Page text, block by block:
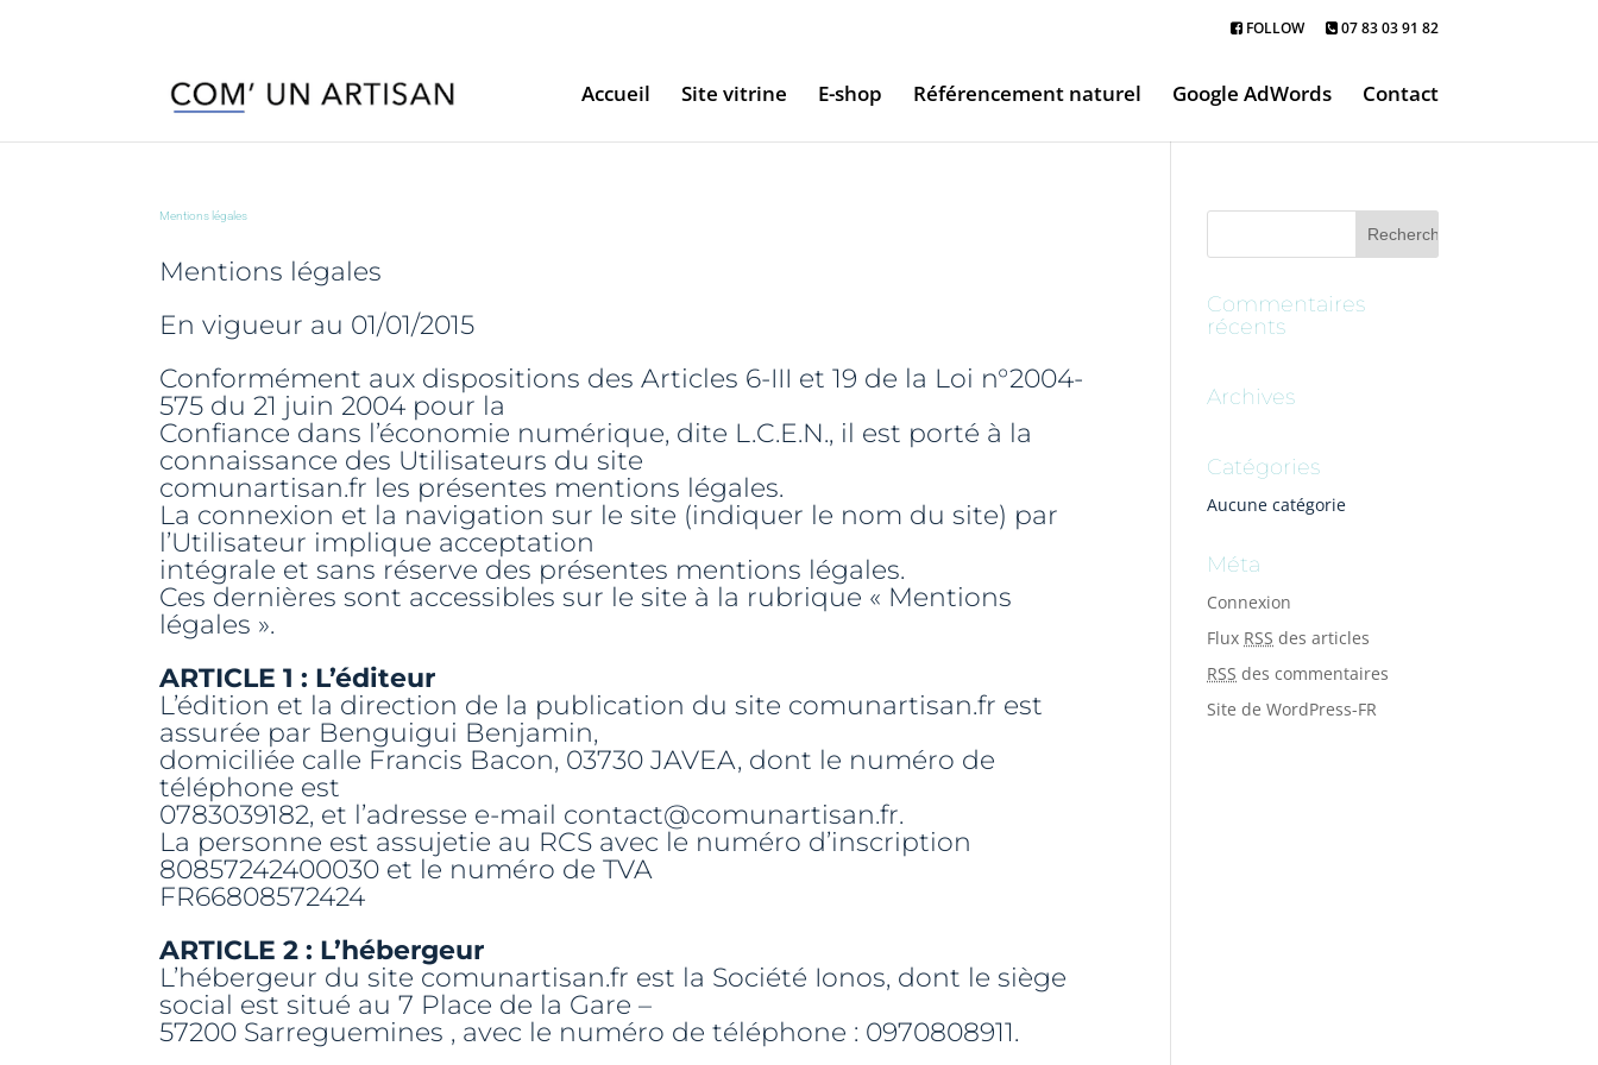
FOLLOW 07 83 03 91 82
Accueil Site vitrine E-shop Référencement naturel Google AdWords Contact
Mentions légales
Mentions légales
En vigueur au 01/01/2015
Conformément aux dispositions des Articles 6-III et 19 de la Loi n°2004-
575 du 21 juin 2004 pour la
Confiance dans l’économie numérique, dite L.C.E.N., il est porté à la
connaissance des Utilisateurs du site
comunartisan.fr les présentes mentions légales.
La connexion et la navigation sur le site (indiquer le nom du site) par
l’Utilisateur implique acceptation
intégrale et sans réserve des présentes mentions légales.
Ces dernières sont accessibles sur le site à la rubrique « Mentions
légales ».
ARTICLE 1 : L’éditeur
L’édition et la direction de la publication du site comunartisan.fr est
assurée par Benguigui Benjamin,
domiciliée calle Francis Bacon, 03730 JAVEA, dont le numéro de
téléphone est
0783039182, et l’adresse e-mail contact@comunartisan.fr.
La personne est assujetie au RCS avec le numéro d’inscription
80857242400030 et le numéro de TVA
FR66808572424
ARTICLE 2 : L’hébergeur
L’hébergeur du site comunartisan.fr est la Société Ionos, dont le siège
social est situé au 7 Place de la Gare –
57200 Sarreguemines , avec le numéro de téléphone : 0970808911.
Commentaires
récents
Archives
Catégories
Aucune catégorie
Méta
Connexion
Flux RSS des articles
RSS des commentaires
Site de WordPress-FR